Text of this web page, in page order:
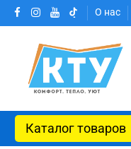
О нас
Каталог товаров